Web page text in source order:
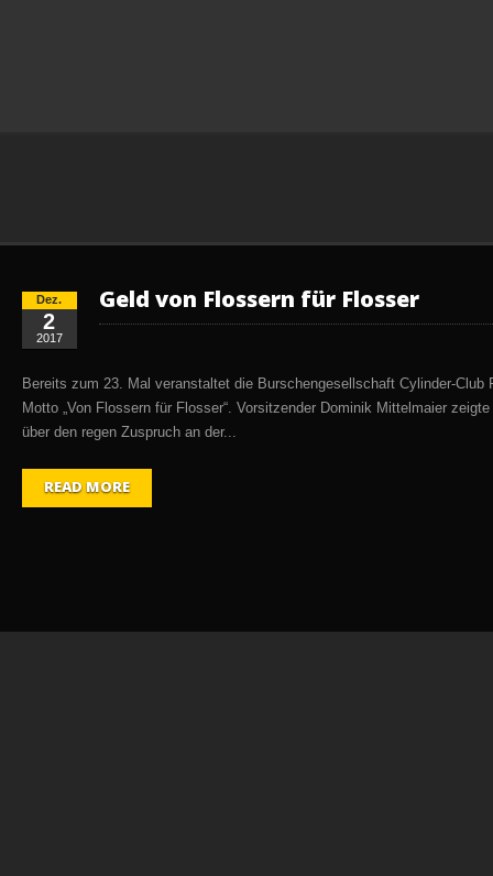
Dez.
2
2017
Geld von Flossern für Flosser
Bereits zum 23. Mal veranstaltet die Burschengesellschaft Cylinder-Club
Motto „Von Flossern für Flosser“. Vorsitzender Dominik Mittelmaier
über den regen Zuspruch an der...
READ MORE